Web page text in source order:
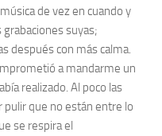
de vez en cuando y
suyas;
después con más calma.
a mandarme un
realizado. Al poco las
pulir que no están entre lo
se respira el